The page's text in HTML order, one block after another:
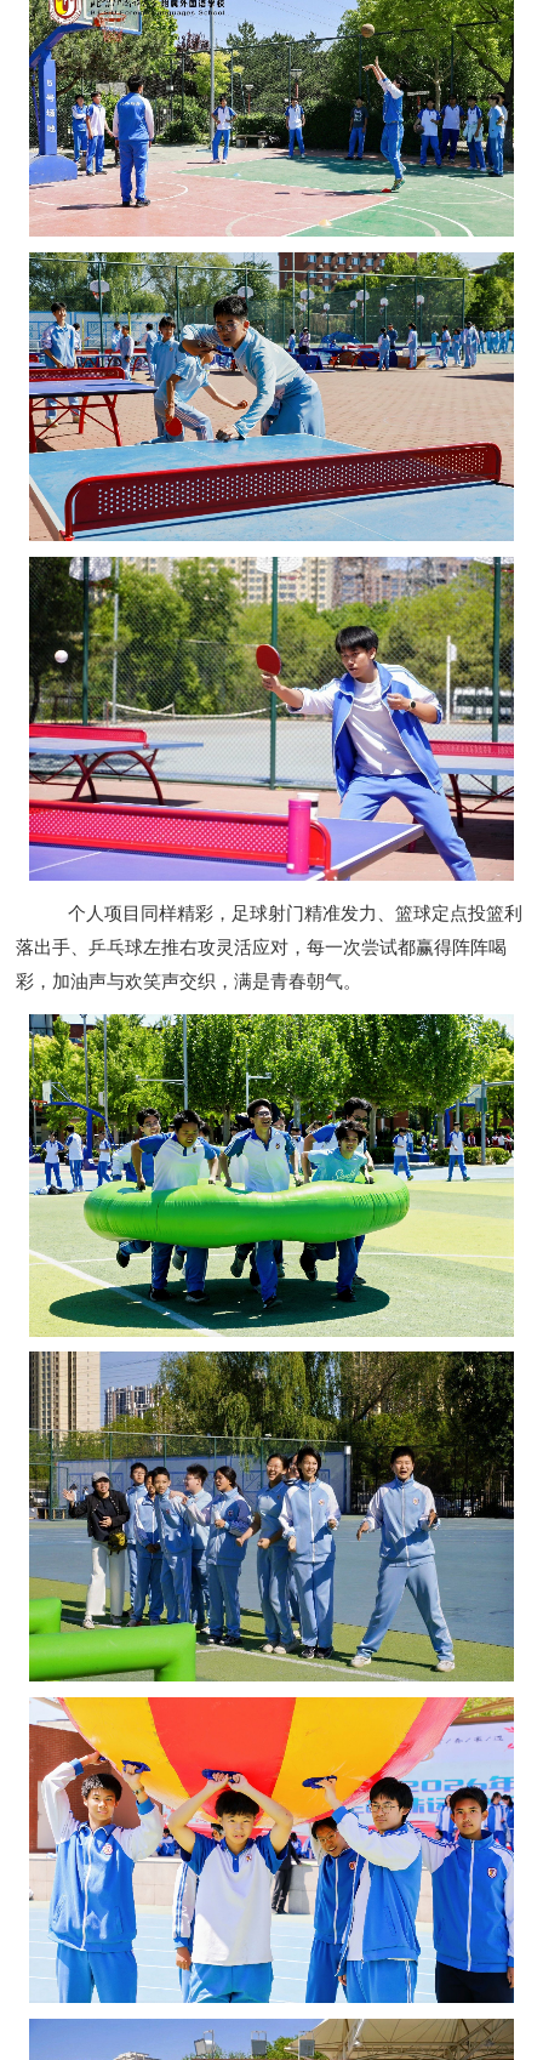
个人项目同样精彩，足球射门精准发力、篮球定点投篮利
落出手、乒乓球左推右攻灵活应对，每一次尝试都赢得阵阵喝
彩，加油声与欢笑声交织，满是青春朝气。